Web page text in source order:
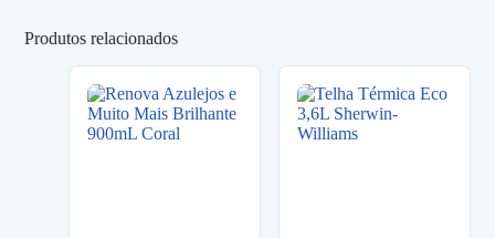
Produtos relacionados